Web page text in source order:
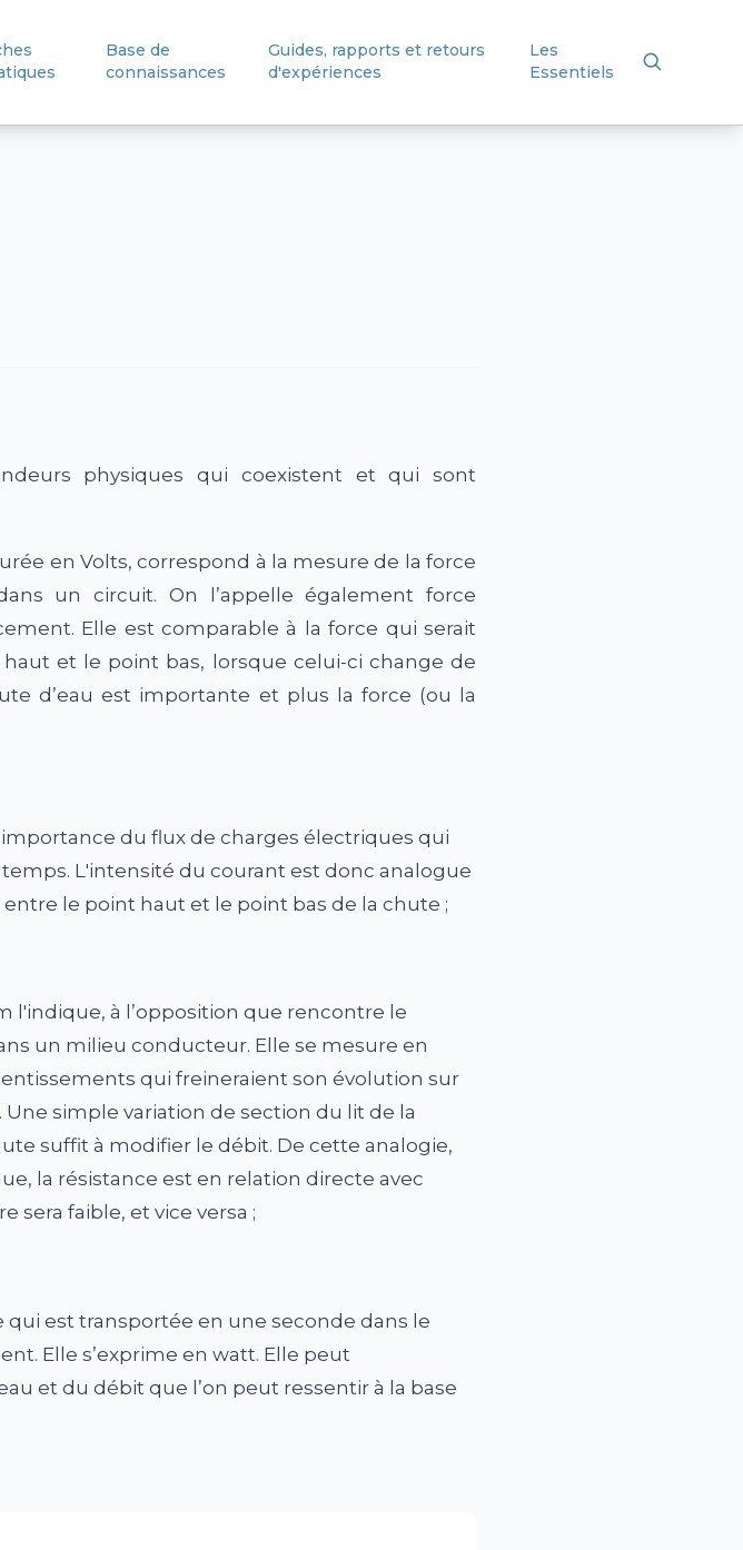
Base de
connaissances
Guides, rapports et retours
d'expériences
Les
Essentiels
physiques qui coexistent et qui sont
en Volts, correspond à la mesure de la force
un circuit. On l’appelle également force
Elle est comparable à la force qui serait
et le point bas, lorsque celui-ci change de
d’eau est importante et plus la force (ou la
du flux de charges électriques qui
L'intensité du courant est donc analogue
le point haut et le point bas de la chute ;
l'indique, à l’opposition que rencontre le
un milieu conducteur. Elle se mesure en
qui freineraient son évolution sur
simple variation de section du lit de la
suffit à modifier le débit. De cette analogie,
la résistance est en relation directe avec
sera faible, et vice versa ;
qui est transportée en une seconde dans le
Elle s’exprime en watt. Elle peut
et du débit que l’on peut ressentir à la base